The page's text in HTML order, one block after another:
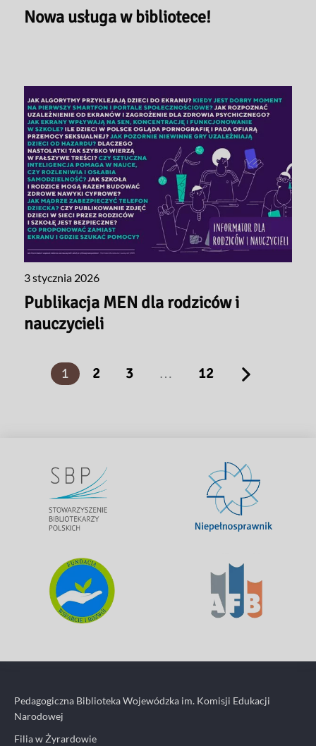
Nowa usługa w bibliotece!
3 stycznia 2026
Publikacja MEN dla rodziców i
nauczycieli
1 2 3 … 12
Pedagogiczna Biblioteka Wojewódzka im. Komisji Edukacji
Narodowej
Filia w Żyrardowie